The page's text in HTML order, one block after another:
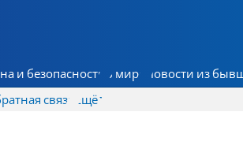
и безопасность В мире Новости из
связь Ещё